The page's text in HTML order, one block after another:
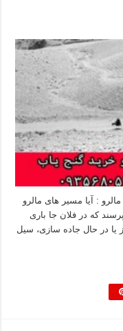
: آیا مسیر های مالرو
که در فلان جا باری
یا در حال جاده سازی، سیل